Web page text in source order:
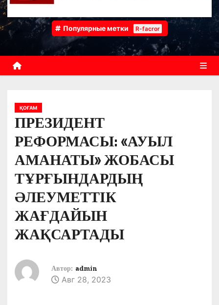
Популярные метки R-facror
ҚОҒАМ
ПРЕЗИДЕНТ
РЕФОРМАСЫ: «АУЫЛ
АМАНАТЫ» ЖОБАСЫ
ТҰРҒЫНДАРДЫҢ
ӘЛЕУМЕТТІК
ЖАҒДАЙЫН
ЖАҚСАРТАДЫ
Автор: admin
Авг 28, 2023